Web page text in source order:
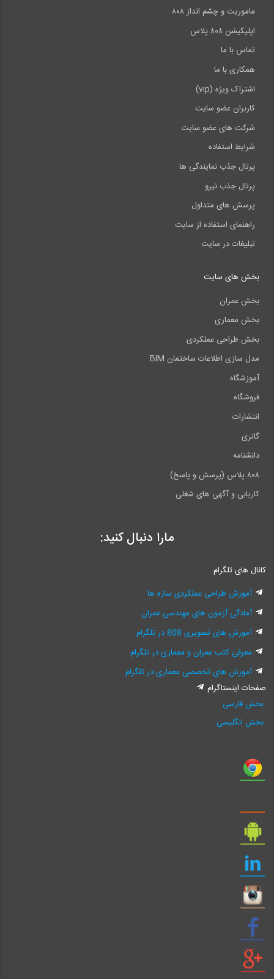
ماموریت و چشم انداز ۸۰۸
اپلیکیشن ۸۰۸ پلاس
تماس با ما
همکاری با ما
اشتراک ویژه (vip)
کاربران عضو سایت
شرکت های عضو سایت
شرایط استفاده
پرتال جذب نمایندگی ها
پرتال جذب نیرو
پرسش های متداول
راهنمای استفاده از سایت
تبلیغات در سایت
بخش های سایت
بخش عمران
بخش معماری
بخش طراحی عملکردی
مدل سازی اطلاعات ساختمان BIM
آموزشگاه
فروشگاه
انتشارات
گالری
دانشنامه
۸۰۸ پلاس (پرسش و پاسخ)
کاریابی و آگهی های شغلی
مارا دنبال کنید:
کانال های تلگرام
آموزش طراحی عملکردی سازه ها
آمادگی آزمون های مهندسی عمران
آموزش های تصویری 808 در تلگرام
معرفی کتب عمران و معماری در تلگرام
آموزش های تخصصی معماری در تلگرام
صفحات اینستاگرام
بخش فارسی
بخش انگلیسی